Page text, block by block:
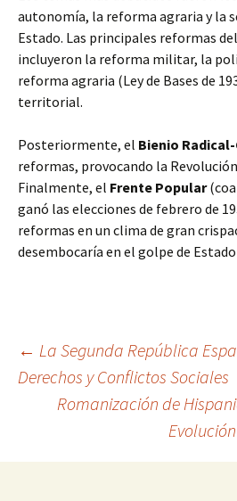
autonomía, la reforma agraria y la
Estado. Las principales reformas del
incluyeron la reforma militar, la
reforma agraria (Ley de Bases de
territorial.
Posteriormente, el Bienio
reformas, provocando la
Finalmente, el Frente Popular
ganó las elecciones de febrero de
reformas en un clima de gran
desembocaría en el golpe de
Navegación
entradas
← La Segunda República
Derechos y Conflictos Sociales
Romanización de